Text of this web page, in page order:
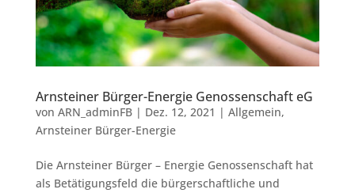
Arnsteiner Bürger-Energie Genossenschaft eG
von ARN_adminFB| Dez. 12, 2021 | Allgemein,
Arnsteiner Bürger-Energie
Die Arnsteiner Bürger – Energie Genossenschaft hat
als Betätigungsfeld die bürgerschaftliche und